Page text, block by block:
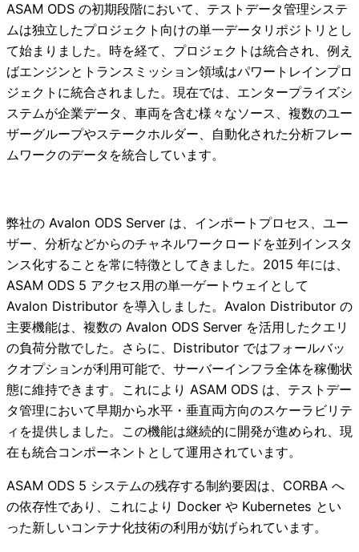
ASAM ODS の初期段階において、テストデータ管理システ
ムは独立したプロジェクト向けの単一データリポジトリとし
て始まりました。時を経て、プロジェクトは統合され、例え
ばエンジンとトランスミッション領域はパワートレインプロ
ジェクトに統合されました。現在では、エンタープライズシ
ステムが企業データ、車両を含む様々なソース、複数のユー
ザーグループやステークホルダー、自動化された分析フレー
ムワークのデータを統合しています。
弊社の Avalon ODS Server は、インポートプロセス、ユー
ザー、分析などからのチャネルワークロードを並列インスタ
ンス化することを常に特徴としてきました。2015 年には、
ASAM ODS 5 アクセス用の単一ゲートウェイとして
Avalon Distributor を導入しました。Avalon Distributor の
主要機能は、複数の Avalon ODS Server を活用したクエリ
の負荷分散でした。さらに、Distributor ではフォールバッ
クオプションが利用可能で、サーバーインフラ全体を稼働状
態に維持できます。これにより ASAM ODS は、テストデー
タ管理において早期から水平・垂直両方向のスケーラビリテ
ィを提供しました。この機能は継続的に開発が進められ、現
在も統合コンポーネントとして運用されています。
ASAM ODS 5 システムの残存する制約要因は、CORBA へ
の依存性であり、これにより Docker や Kubernetes とい
った新しいコンテナ化技術の利用が妨げられています。